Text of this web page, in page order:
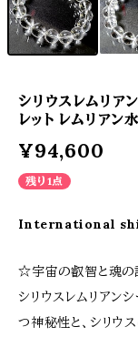
シリウスレムリ
レット レムリア
¥94,600
残り1点
International
☆宇宙の叡智と魂の
シリウスレムリアン
つ神秘性と、シリウ